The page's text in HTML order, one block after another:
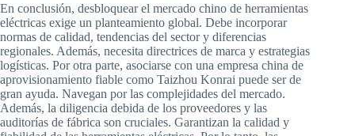
En conclusión, desbloquear el mercado chino de herramientas
eléctricas exige un planteamiento global. Debe incorporar
normas de calidad, tendencias del sector y diferencias
regionales. Además, necesita directrices de marca y estrategias
logísticas. Por otra parte, asociarse con una empresa china de
aprovisionamiento fiable como Taizhou Konrai puede ser de
gran ayuda. Navegan por las complejidades del mercado.
Además, la diligencia debida de los proveedores y las
auditorías de fábrica son cruciales. Garantizan la calidad y